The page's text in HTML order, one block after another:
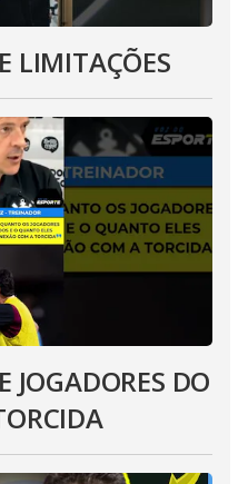
LIMITAÇÕES
JOGADORES DO